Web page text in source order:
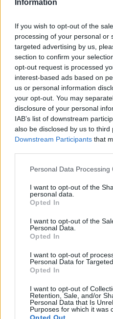
Information
If you wish to opt-out of the
processing of your personal or
targeted advertising by us,
section to confirm your
opt-out request is processed
interest-based ads based on
us or personal information
your opt-out. You may
disclosure of your personal
IAB’s list of downstream
also be disclosed by us to third
Downstream Participants that
Personal Data Processing
I want to opt-out of the
personal data.
Opted In
I want to opt-out of the
Personal Data.
Opted In
I want to opt-out of
Personal Data for
Opted In
I want to opt-out of
Retention, Sale, and/or
Personal Data that Is
Purposes for which it was
Отговори:
mushnu4ka
Отговори:
1
Малко събитие
нов постоянен куест
Кобрелия
Отговори:
1
Събитие Механичен
mushnu4ka
Отговори:
Предложение
петуния“
Отговори:
0
Известие Нов
Известие
mushnu4ka
Отговори:
0
Отговори:
0
Предложение
Отговори:
Предложение
mushnu4ka
Събитие Пиратски
mushnu4ka
Отговори:
0